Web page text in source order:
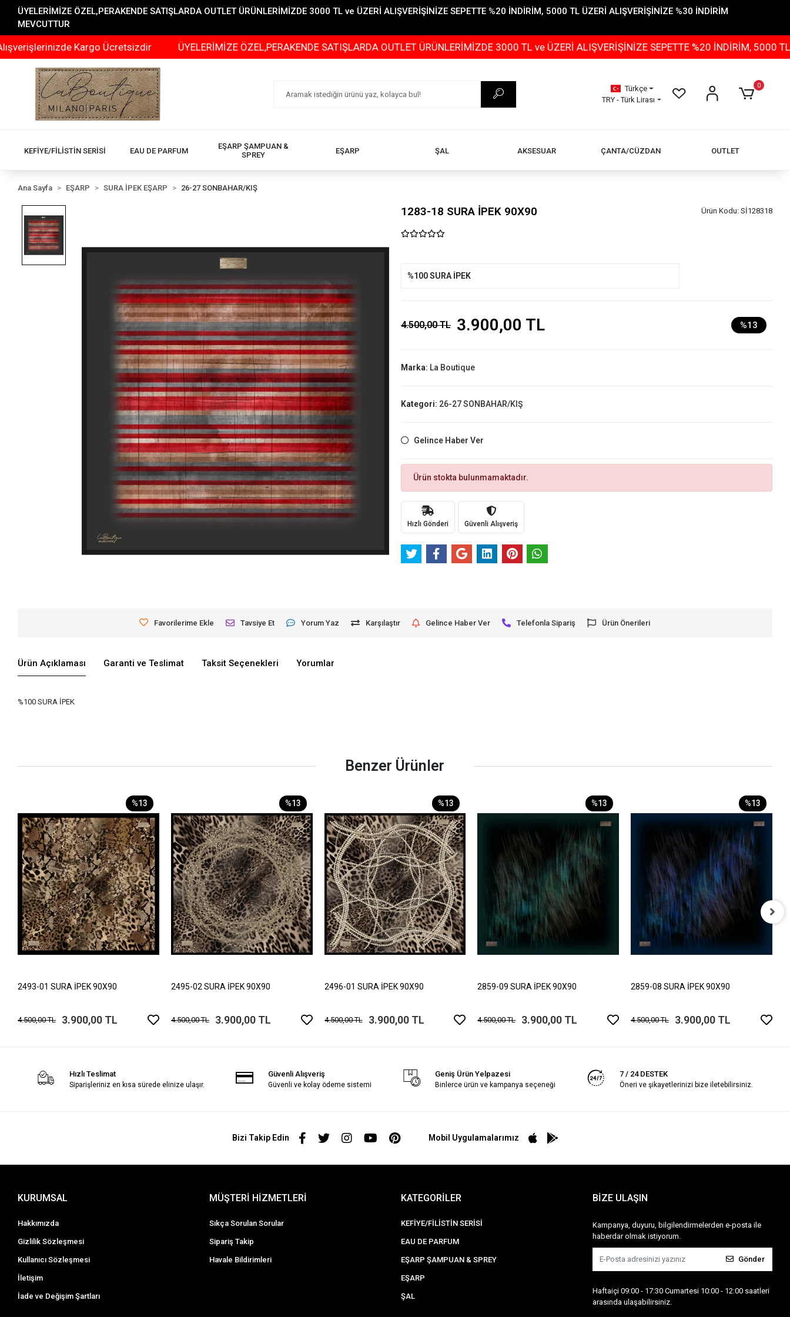
ÜYELERİMİZE ÖZEL,PERAKENDE SATIŞLARDA OUTLET ÜRÜNLERİMİZDE 3000 TL ve ÜZERİ ALIŞVERİŞİNİZE SEPETTE %20 İNDİRİM, 5000 TL ÜZERİ ALIŞVERİŞİNİZE %30 İNDİRİM
MEVCUTTUR
Kargo Ücretsizdir ÜYELERİMİZE ÖZEL,PERAKENDE SATIŞLARDA OUTLET ÜRÜNLERİMİZDE 3000 TL ve ÜZERİ ALIŞVERİŞİNİZE SEPETTE %20 İNDİRİM, 5000 TL ÜZERİ
Türkçe
TRY - Türk Lirası
0
KEFİYE/FİLİSTİN SERİSİ EAU DE PARFUM
EŞARP ŞAMPUAN &
SPREY
EŞARP ŞAL AKSESUAR ÇANTA/CÜZDAN OUTLET
Ana Sayfa EŞARP SURA İPEK EŞARP 26-27 SONBAHAR/KIŞ
1283-18 SURA İPEK 90X90 Ürün Kodu: Sİ128318
%100 SURA İPEK
4.500,00 TL 3.900,00 TL %13
Marka: La Boutique
Kategori: 26-27 SONBAHAR/KIŞ
Gelince Haber Ver
Ürün stokta bulunmamaktadır.
Hızlı Gönderi Güvenli Alışveriş
Favorilerime Ekle Tavsiye Et Yorum Yaz Karşılaştır Gelince Haber Ver Telefonla Sipariş Ürün Önerileri
Ürün Açıklaması Garanti ve Teslimat Taksit Seçenekleri Yorumlar
%100 SURA İPEK
Benzer Ürünler
%13
2493-01 SURA İPEK 90X90
4.500,00 TL 3.900,00 TL
%13
2495-02 SURA İPEK 90X90
4.500,00 TL 3.900,00 TL
%13
2496-01 SURA İPEK 90X90
4.500,00 TL 3.900,00 TL
%13
2859-09 SURA İPEK 90X90
4.500,00 TL 3.900,00 TL
%13
2859-08 SURA İPEK 90X90
4.500,00 TL 3.900,00 TL
Hızlı Teslimat
Siparişleriniz en kısa sürede elinize ulaşır.
Güvenli Alışveriş
Güvenli ve kolay ödeme sistemi
Geniş Ürün Yelpazesi
Binlerce ürün ve kampanya seçeneği
7 / 24 DESTEK
Öneri ve şikayetlerinizi bize iletebilirsiniz.
Bizi Takip Edin Mobil Uygulamalarımız
KURUMSAL
Hakkımızda
Gizlilik Sözleşmesi
Kullanıcı Sözleşmesi
İletişim
İade ve Değişim Şartları
MÜŞTERİ HİZMETLERİ
Sıkça Sorulan Sorular
Sipariş Takip
Havale Bildirimleri
KATEGORİLER
KEFİYE/FİLİSTİN SERİSİ
EAU DE PARFUM
EŞARP ŞAMPUAN & SPREY
EŞARP
ŞAL
BİZE ULAŞIN
Kampanya, duyuru, bilgilendirmelerden e-posta ile
haberdar olmak istiyorum.
Gönder
Haftaiçi 09:00 - 17:30 Cumartesi 10:00 - 12:00 saatleri
arasında ulaşabilirsiniz.